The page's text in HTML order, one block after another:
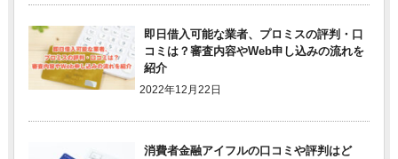
即日借入可能な業者、プロミスの評判・口
コミは？審査内容やWeb申し込みの流れを
紹介
2022年12月22日
消費者金融アイフルの口コミや評判はど